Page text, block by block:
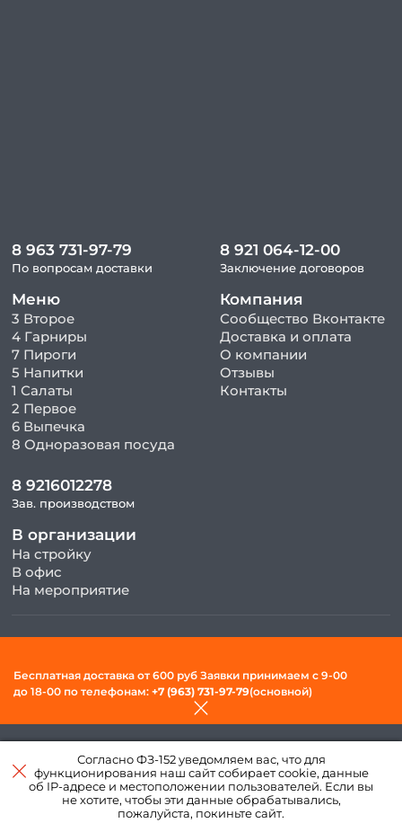
8 963 731-97-79
По вопросам доставки
Меню
3 Второе
4 Гарниры
7 Пироги
5 Напитки
1 Салаты
2 Первое
6 Выпечка
8 Одноразовая посуда
8 921 064-12-00
Заключение договоров
Компания
Сообщество Вконтакте
Доставка и оплата
О компании
Отзывы
Контакты
8 9216012278
Зав. производством
В организации
На стройку
В офис
На мероприятие
Политика конфиденциальности и обработки персональных
данных
агентстве«Пегас»
Согласно ФЗ-152 уведомляем вас, что для
функционирования наш сайт собирает cookie, данные
об IP-адресе и местоположении пользователей. Если вы
не хотите, чтобы эти данные обрабатывались,
пожалуйста, покиньте сайт.
Бесплатная доставка от 600 руб Заявки принимаем c 9-00
до 18-00 по телефонам: +7 (963) 731-97-79(основной)